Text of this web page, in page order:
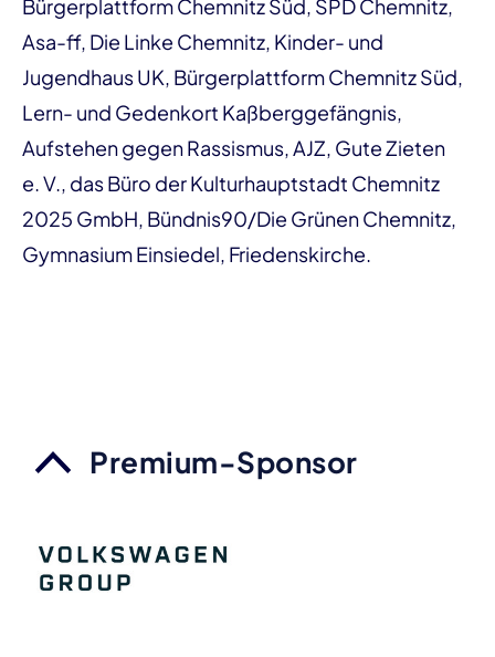
Bürgerplattform Chemnitz Süd, SPD Chemnitz,
Asa-ff, Die Linke Chemnitz, Kinder- und
Jugendhaus UK, Bürgerplattform Chemnitz Süd,
Lern- und Gedenkort Kaßberggefängnis,
Aufstehen gegen Rassismus, AJZ, Gute Zieten
e. V., das Büro der Kulturhauptstadt Chemnitz
2025 GmbH, Bündnis90/Die Grünen Chemnitz,
Gymnasium Einsiedel, Friedenskirche.
Premium-Sponsor